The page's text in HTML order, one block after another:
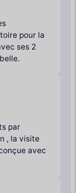
pour la
ses 2
par
, la visite
avec